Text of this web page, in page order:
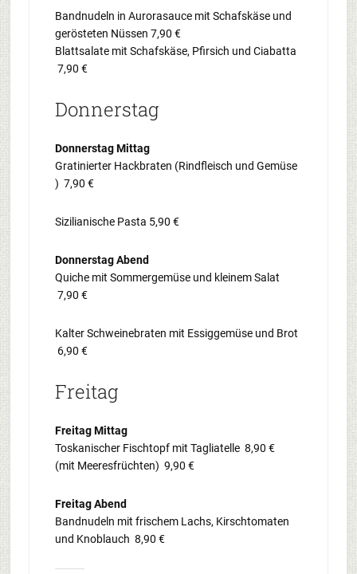
Bandnudeln in Aurorasauce mit Schafskäse und
gerösteten Nüssen 7,90 €
Blattsalate mit Schafskäse, Pfirsich und Ciabatta
7,90 €
Donnerstag
Donnerstag Mittag
Gratinierter Hackbraten (Rindfleisch und Gemüse
) 7,90 €
Sizilianische Pasta 5,90 €
Donnerstag Abend
Quiche mit Sommergemüse und kleinem Salat
7,90 €
Kalter Schweinebraten mit Essiggemüse und Brot
6,90 €
Freitag
Freitag Mittag
Toskanischer Fischtopf mit Tagliatelle 8,90 €
(mit Meeresfrüchten) 9,90 €
Freitag Abend
Bandnudeln mit frischem Lachs, Kirschtomaten
und Knoblauch 8,90 €